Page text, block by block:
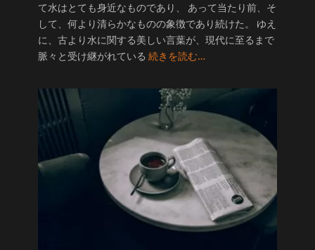
て水はとても身近なものであり、 あって当たり前、そ
して、何より清らかなものの象徴であり続けた。 ゆえ
に、古より水に関する美しい言葉が、現代に至るまで
脈々と受け継がれている 続きを読む…